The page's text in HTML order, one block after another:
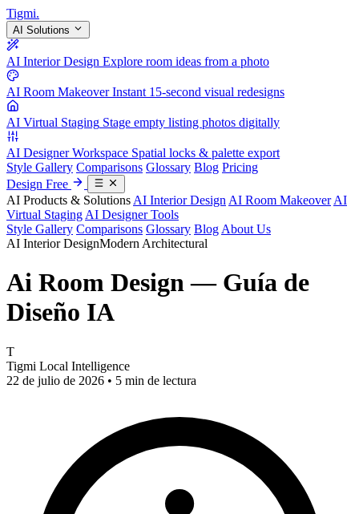
Tigmi.
AI Solutions
AI Interior Design Explore room ideas from a photo
AI Room Makeover Instant 15-second visual redesigns
AI Virtual Staging Stage empty listing photos digitally
AI Designer Workspace Spatial locks & palette export
Style Gallery Comparisons Glossary Blog Pricing
Design Free
AI Products & Solutions AI Interior Design AI Room Makeover AI
Virtual Staging AI Designer Tools
Style Gallery Comparisons Glossary Blog About Us
AI Interior DesignModern Architectural
Ai Room Design — Guía de
Diseño IA
T
Tigmi Local Intelligence
22 de julio de 2026 • 5 min de lectura